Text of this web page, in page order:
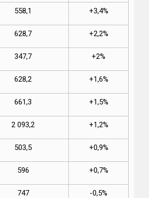
558,1 +3,4%
628,7 +2,2%
347,7 +2%
628,2 +1,6%
661,3 +1,5%
2 093,2 +1,2%
503,5 +0,9%
596 +0,7%
747 -0,5%